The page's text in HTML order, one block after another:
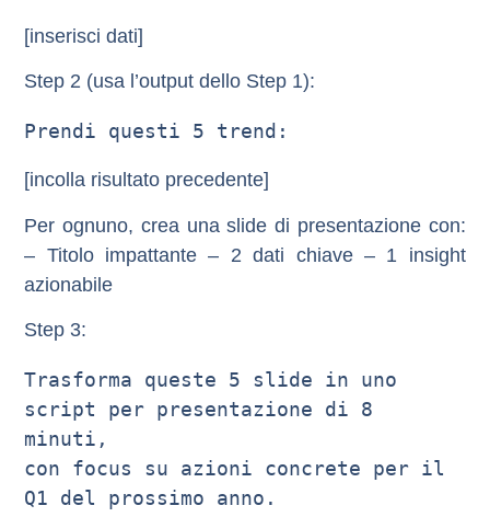
[inserisci dati]
Step 2 (usa l’output dello Step 1):
Prendi questi 5 trend:
[incolla risultato precedente]
Per ognuno, crea una slide di presentazione con:
– Titolo impattante – 2 dati chiave – 1 insight
azionabile
Step 3:
Trasforma queste 5 slide in uno
script per presentazione di 8
minuti,
con focus su azioni concrete per il